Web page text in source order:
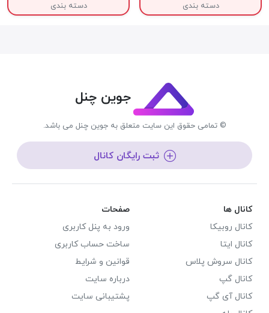
دسته بندی
دسته بندی
جوین چنل
© تمامی حقوق این سایت متعلق به جوین چنل می باشد.
ثبت رایگان کانال
کانال ها
کانال روبیکا
کانال ایتا
کانال سروش پلاس
کانال گپ
کانال آی گپ
صفحات
ورود به پنل کاربری
ساخت حساب کاربری
قوانین و شرایط
درباره سایت
پشتیبانی سایت